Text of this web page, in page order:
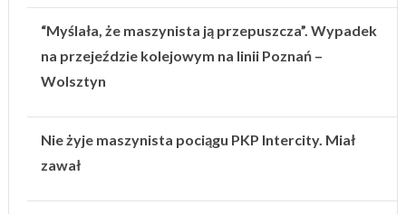
“Myślała, że maszynista ją przepuszcza”. Wypadek
na przejeździe kolejowym na linii Poznań –
Wolsztyn
Nie żyje maszynista pociągu PKP Intercity. Miał
zawał